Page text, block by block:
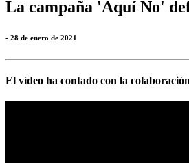
La campaña 'Aquí No'
- 28 de enero de 2021
El vídeo ha contado con la